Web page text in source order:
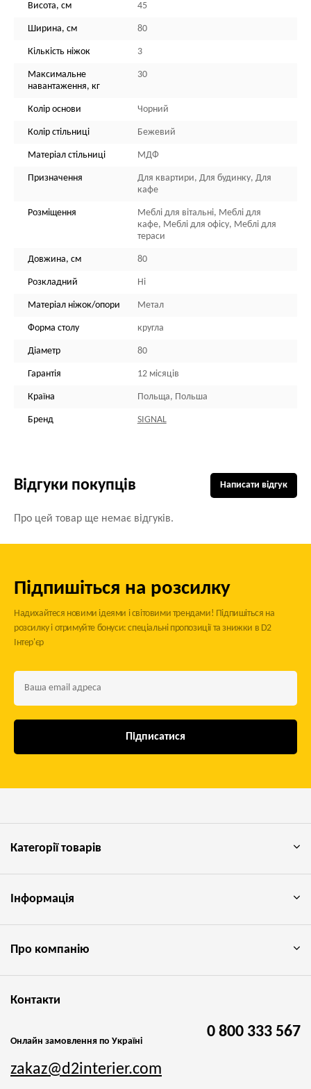
Висота, см 45
Ширина, см 80
Кількість ніжок 3
Максимальне
навантаження, кг
30
Колір основи Чорний
Колір стільниці Бежевий
Матеріал стільниці МДФ
Призначення
Для квартири, Для будинку, Для
кафе
Розміщення
Меблі для вітальні, Меблі для
кафе, Меблі для офісу, Меблі для
тераси
Довжина, см 80
Розкладний Ні
Матеріал ніжок/опори Метал
Форма столу кругла
Діаметр 80
Гарантія 12 місяців
Країна Польща, Польша
Бренд SIGNAL
Відгуки покупців
Про цей товар ще немає відгуків.
Написати відгук
Підпишіться на розсилку
Надихайтеся новими ідеями і світовими трендами! Підпишіться на
розсилку і отримуйте бонуси: спеціальні пропозиції та знижки в D2
Інтер'єр
Підписатися
Категорії товарів
Інформація
Про компанію
Контакти
Онлайн замовлення по Україні
0 800 333 567
zakaz@d2interier.com